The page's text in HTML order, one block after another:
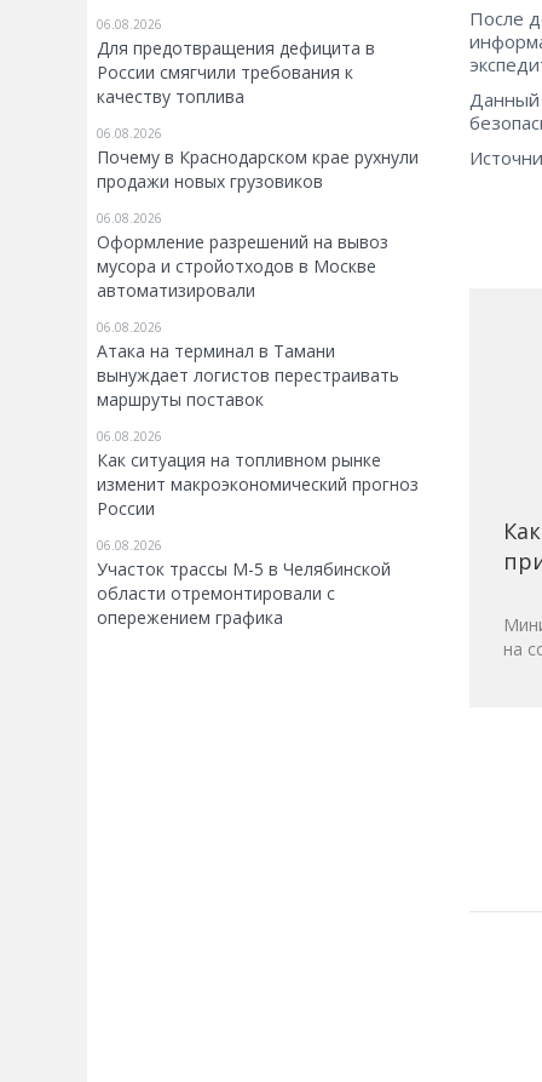
06.08.2026
Для предотвращения дефицита в
России смягчили требования к
качеству топлива
06.08.2026
Почему в Краснодарском крае рухнули
продажи новых грузовиков
06.08.2026
Оформление разрешений на вывоз
мусора и стройотходов в Москве
автоматизировали
06.08.2026
Атака на терминал в Тамани
вынуждает логистов перестраивать
маршруты поставок
06.08.2026
Как ситуация на топливном рынке
изменит макроэкономический прогноз
России
06.08.2026
Участок трассы М-5 в Челябинской
области отремонтировали с
опережением графика
После
Данный
на